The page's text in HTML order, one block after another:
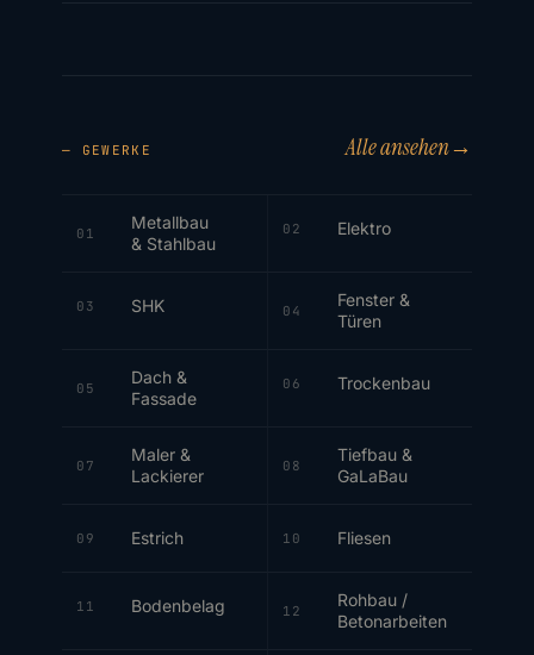
— GEWERKE Alle ansehen→
01
Metallbau
& Stahlbau
02 Elektro
03 SHK 04
Fenster &
Türen
05
Dach &
Fassade
06 Trockenbau
07
Maler &
Lackierer
08
Tiefbau &
GaLaBau
09 Estrich 10 Fliesen
11 Bodenbelag 12
Rohbau /
Betonarbeiten